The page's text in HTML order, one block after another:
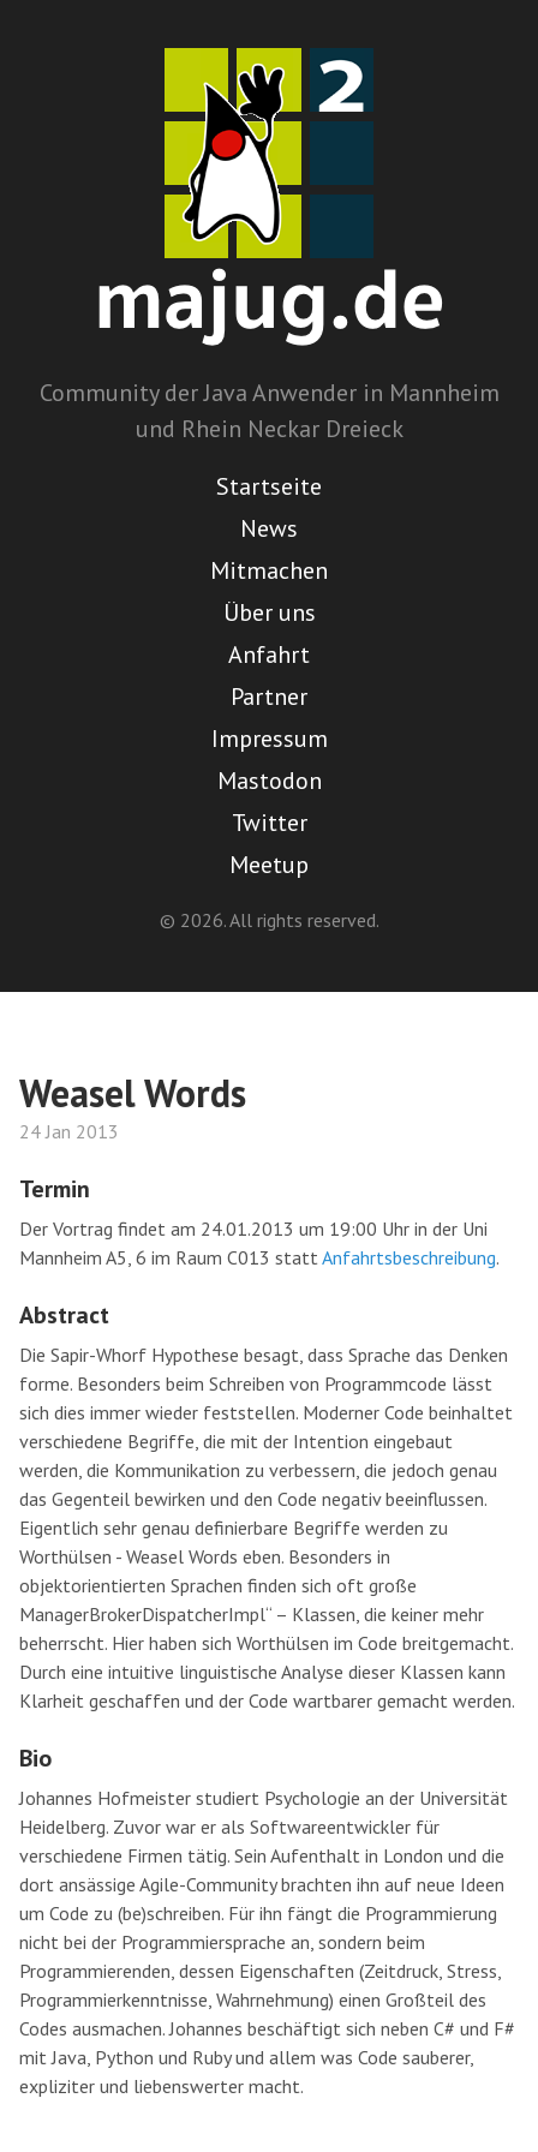
Community der Java Anwender in Mannheim
und Rhein Neckar Dreieck
Startseite
News
Mitmachen
Über uns
Anfahrt
Partner
Impressum
Mastodon
Twitter
Meetup
© 2026. All rights reserved.
Weasel Words
24 Jan 2013
Termin
Der Vortrag findet am 24.01.2013 um 19:00 Uhr in der Uni
Mannheim A5, 6 im Raum C013 stattAnfahrtsbeschreibung.
Abstract
Die Sapir-Whorf Hypothese besagt, dass Sprache das Denken
forme. Besonders beim Schreiben von Programmcode lässt
sich dies immer wieder feststellen. Moderner Code beinhaltet
verschiedene Begriffe, die mit der Intention eingebaut
werden, die Kommunikation zu verbessern, die jedoch genau
das Gegenteil bewirken und den Code negativ beeinflussen.
Eigentlich sehr genau definierbare Begriffe werden zu
Worthülsen - Weasel Words eben. Besonders in
objektorientierten Sprachen finden sich oft große
ManagerBrokerDispatcherImpl“ – Klassen, die keiner mehr
beherrscht. Hier haben sich Worthülsen im Code breitgemacht.
Durch eine intuitive linguistische Analyse dieser Klassen kann
Klarheit geschaffen und der Code wartbarer gemacht werden.
Bio
Johannes Hofmeister studiert Psychologie an der Universität
Heidelberg. Zuvor war er als Softwareentwickler für
verschiedene Firmen tätig. Sein Aufenthalt in London und die
dort ansässige Agile-Community brachten ihn auf neue Ideen
um Code zu (be)schreiben. Für ihn fängt die Programmierung
nicht bei der Programmiersprache an, sondern beim
Programmierenden, dessen Eigenschaften (Zeitdruck, Stress,
Programmierkenntnisse, Wahrnehmung) einen Großteil des
Codes ausmachen. Johannes beschäftigt sich neben C# und F#
mit Java, Python und Ruby und allem was Code sauberer,
expliziter und liebenswerter macht.